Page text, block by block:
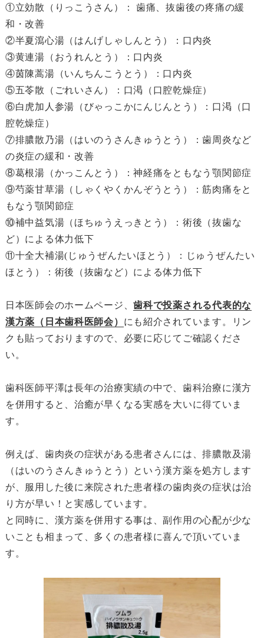
①立効散（りっこうさん）： 歯痛、抜歯後の疼痛の緩
和・改善
②半夏瀉心湯（はんげしゃしんとう）：口内炎
③黄連湯（おうれんとう）：口内炎
④茵陳蒿湯（いんちんこうとう）：口内炎
⑤五苓散（ごれいさん）：口渇（口腔乾燥症）
⑥白虎加人参湯（びゃっこかにんじんとう）：口渇（口
腔乾燥症）
⑦排膿散乃湯（はいのうさんきゅうとう）：歯周炎など
の炎症の緩和・改善
⑧葛根湯（かっこんとう）：神経痛をともなう顎関節症
⑨芍薬甘草湯（しゃくやくかんぞうとう）：筋肉痛をと
もなう顎関節症
⑩補中益気湯（ほちゅうえっきとう）：術後（抜歯な
ど）による体力低下
⑪十全大補湯(じゅうぜんたいほとう）：じゅうぜんたい
ほとう）：術後（抜歯など）による体力低下
日本医師会のホームページ、歯科で投薬される代表的な
漢方薬（日本歯科医師会） にも紹介されています。リン
クも貼っておりますので、必要に応じてご確認くださ
い。
歯科医師平澤は長年の治療実績の中で、歯科治療に漢方
を併用すると、治癒が早くなる実感を大いに得ていま
す。
例えば、歯肉炎の症状がある患者さんには、排膿散及湯
（はいのうさんきゅうとう）という漢方薬を処方します
が、服用した後に来院された患者様の歯肉炎の症状は治
り方が早い！と実感しています。
と同時に、漢方薬を併用する事は、副作用の心配が少な
いことも相まって、多くの患者様に喜んで頂いていま
す。